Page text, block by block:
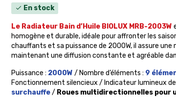
check En stock
Le Radiateur Bain d’Huile BIOLUX MRB-2003W
homogène et durable, idéale pour affronter les
chauffants et sa puissance de 2000W, il assure
maintenant une diffusion constante et agréable
Puissance : 2000W / Nombre d’éléments : 9
Fonctionnement silencieux / Indicateur lumineux
surchauffe/ Roues multidirectionnelles pour